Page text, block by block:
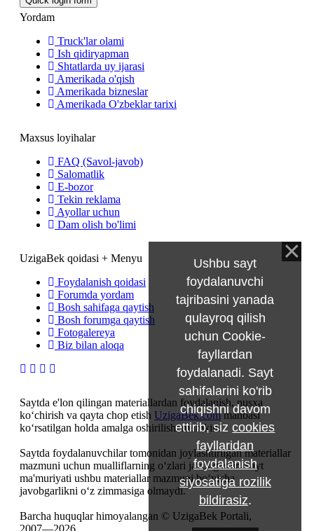
Yordam
Truck'lar olami
Ish qidiryapman
Shtatlarda uy ijarasi
Amerikada o'qish
Amerikada bizneslar
Amerikada O'zbeklar tarixi
Maxsus loyihalar
FAQ (Savol-javob)
Salomatlik
E-bozor
Tekin reklama
Ayollar uchun
Dam olish bo'limi
UzigaBek qoidasi + Menyu
Foydalanish qoidasi
Forumda yordam
Bosh sahifaga qaytish
Bosh forumga qaytish
Fotogalereya
Biz bilan aloqa
Saytda e'lon qilingan materiallardan foydalanish, nusxa
ko‘chirish va qayta chop etish UzigaBek.commanbasi
ko‘rsatilgan holda amalga oshirilishi mumkin.
Saytda foydalanuvchilar tomonidan joylashtirilgan materiallar
mazmuni uchun mualliflarning o‘zlari javobgardir. Sayt
ma'muriyati ushbu materiallar mazmuni bo‘yicha
javobgarlikni o‘z zimmasiga olmaydi.
Barcha huquqlar himoyalangan © UzigaBek Portali,
2007—2026
Ushbu sayt
foydalanuvchi
tajribasini yanada
qulayroq qilish
uchun Cookie-
fayllardan
foydalanadi. Sayt
sahifalarini ko'rib
chiqishni davom
ettirib, sizcookies
fayllaridan
foydalanish
siyosatiga rozilik
bildirasiz.